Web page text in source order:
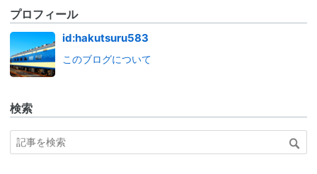
プロフィール
id:hakutsuru583
このブログについて
検索